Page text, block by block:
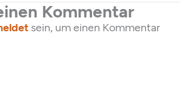
Kommentar
sein, um einen Kommentar